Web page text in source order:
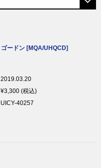
ードン [MQA/UHQCD]
2019.03.20
¥3,300 (税込)
UICY-40257